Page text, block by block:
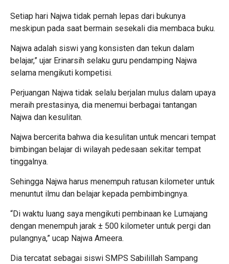
Setiap hari Najwa tidak pernah lepas dari bukunya
meskipun pada saat bermain sesekali dia membaca buku.
Najwa adalah siswi yang konsisten dan tekun dalam
belajar,” ujar Erinarsih selaku guru pendamping Najwa
selama mengikuti kompetisi.
Perjuangan Najwa tidak selalu berjalan mulus dalam upaya
meraih prestasinya, dia menemui berbagai tantangan
Najwa dan kesulitan.
Najwa bercerita bahwa dia kesulitan untuk mencari tempat
bimbingan belajar di wilayah pedesaan sekitar tempat
tinggalnya.
Sehingga Najwa harus menempuh ratusan kilometer untuk
menuntut ilmu dan belajar kepada pembimbingnya.
“Di waktu luang saya mengikuti pembinaan ke Lumajang
dengan menempuh jarak ± 500 kilometer untuk pergi dan
pulangnya,” ucap Najwa Ameera.
Dia tercatat sebagai siswi SMPS Sabilillah Sampang